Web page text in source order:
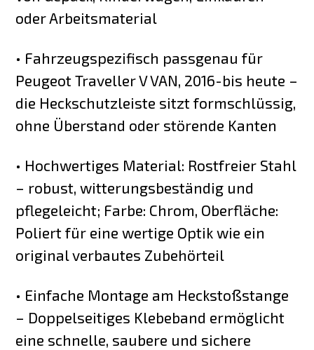
oder Arbeitsmaterial
• Fahrzeugspezifisch passgenau für
Peugeot Traveller V VAN, 2016-bis heute –
die Heckschutzleiste sitzt formschlüssig,
ohne Überstand oder störende Kanten
• Hochwertiges Material: Rostfreier Stahl
– robust, witterungsbeständig und
pflegeleicht; Farbe: Chrom, Oberfläche:
Poliert für eine wertige Optik wie ein
original verbautes Zubehörteil
• Einfache Montage am Heckstoßstange
– Doppelseitiges Klebeband ermöglicht
eine schnelle, saubere und sichere